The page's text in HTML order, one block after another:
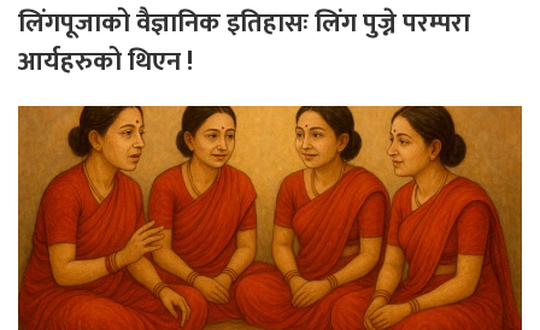
लिंगपूजाको वैज्ञानिक इतिहासः लिंग पुज्ने परम्परा
आर्यहरुको थिएन !